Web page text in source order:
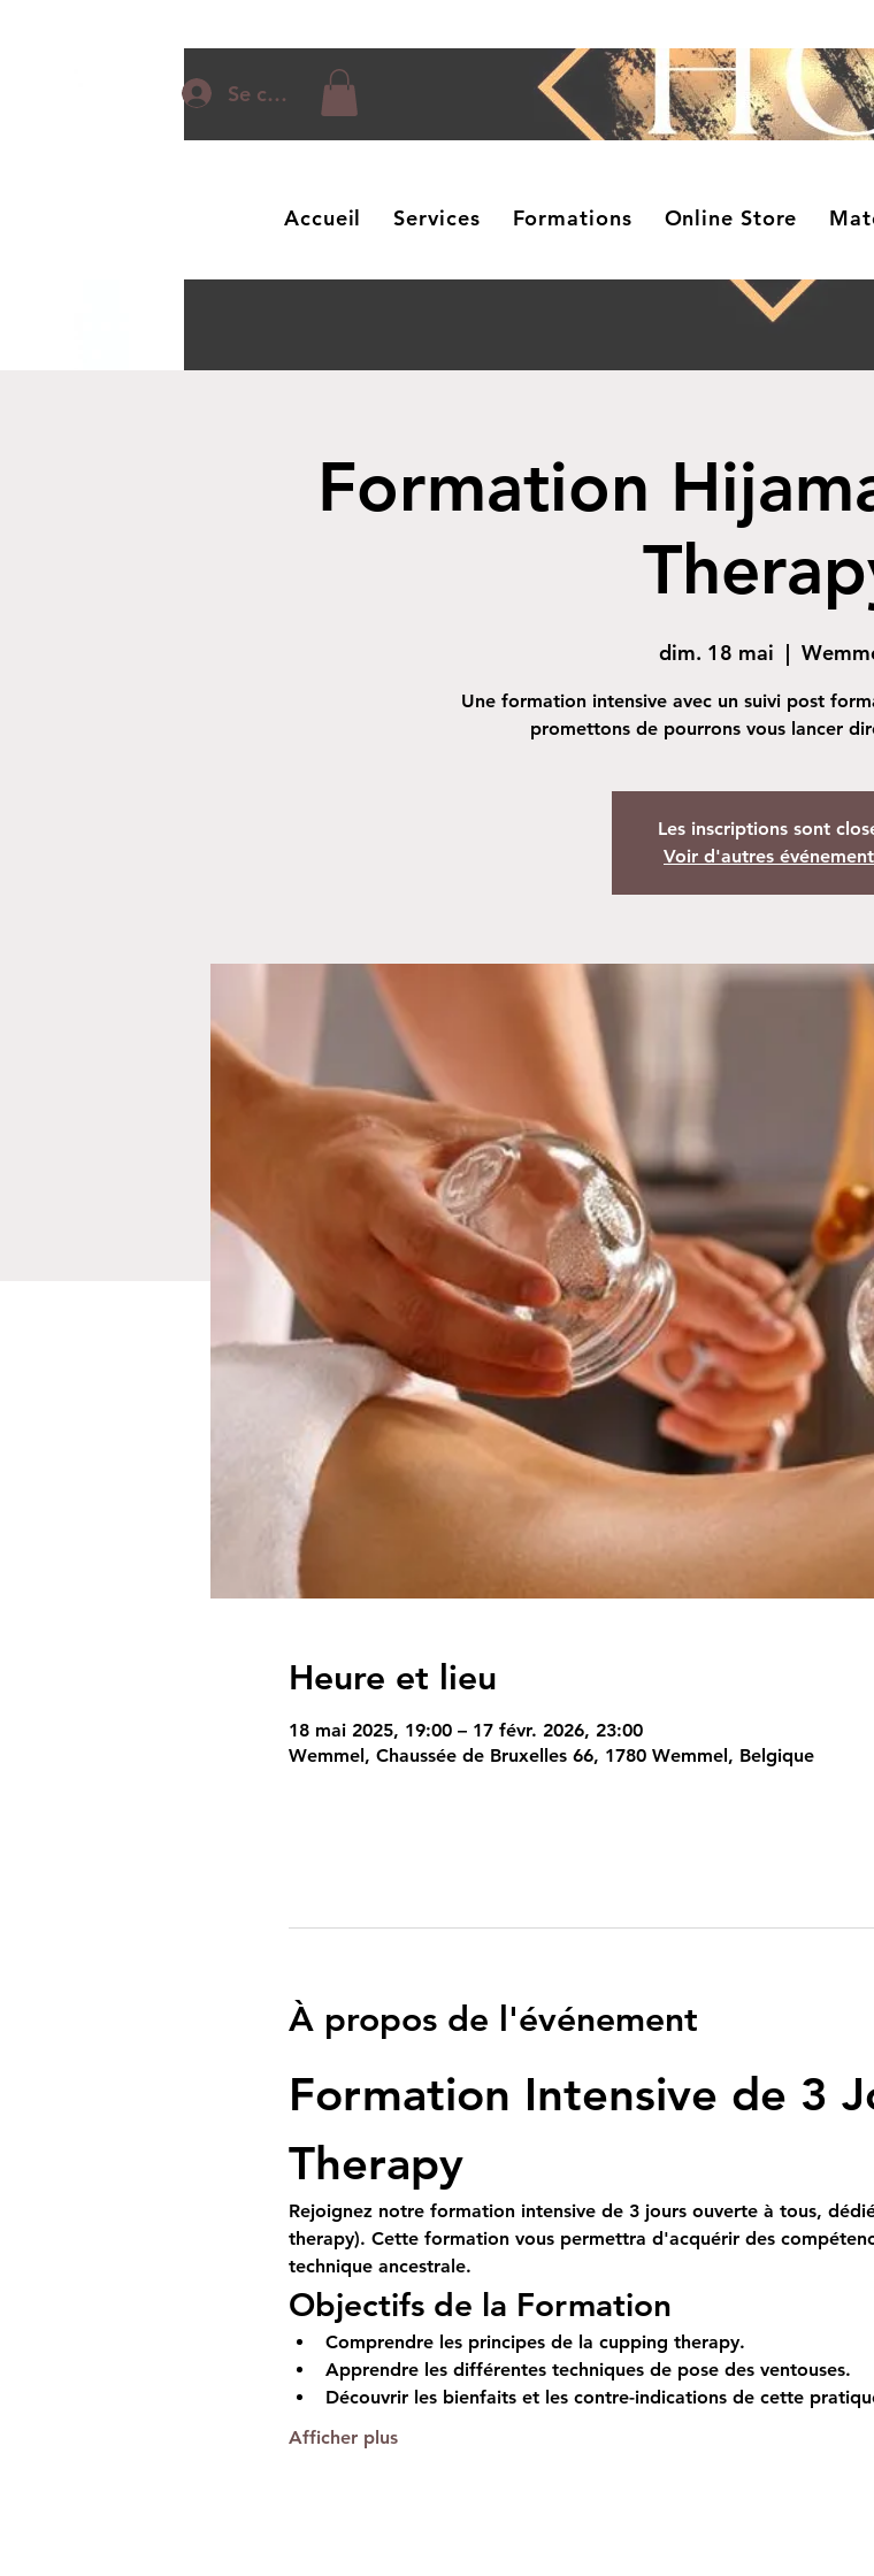
Se connecter
Accueil Services Formations Online Store
Formation
dim. 18 mai
  |
Une formation intensive avec un suivi post
promettons de pourrons vous lancer
Les inscriptions sont
Voir d'autres
Heure et lieu
18 mai 2025, 19:00 – 17 févr. 2026, 23:00
Wemmel, Chaussée de Bruxelles 66, 1780 Wemmel, Belgique
À propos de l'événement
Formation Intensive de 3
Therapy
Rejoignez notre formation intensive de 3 jours ouverte à tous,
therapy). Cette formation vous permettra d'acquérir des
technique ancestrale.
Objectifs de la Formation
Comprendre les principes de la cupping therapy.
Apprendre les différentes techniques de pose des ventouses.
Découvrir les bienfaits et les contre-indications de cette
Afficher plus